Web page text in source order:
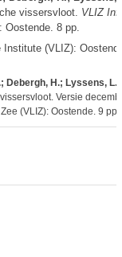
vissersvloot. VLIZ
Oostende. 8 pp.
Institute (VLIZ):
Debergh, H.; Lyssens, L.
Versie
(VLIZ): Oostende. 9